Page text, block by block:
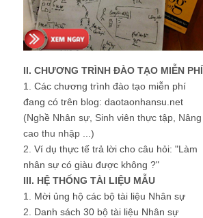
II. CHƯƠNG TRÌNH ĐÀO TẠO MIỄN PHÍ
1. Các chương trình đào tạo miễn phí
đang có trên blog: daotaonhansu.net
(Nghề Nhân sự, Sinh viên thực tập, Nâng
cao thu nhập ...)
2. Ví dụ thực tế trả lời cho câu hỏi: "Làm
nhân sự có giàu được không ?"
III. HỆ THỐNG TÀI LIỆU MẪU
1. Mời ủng hộ các bộ tài liệu Nhân sự
2. Danh sách 30 bộ tài liệu Nhân sự